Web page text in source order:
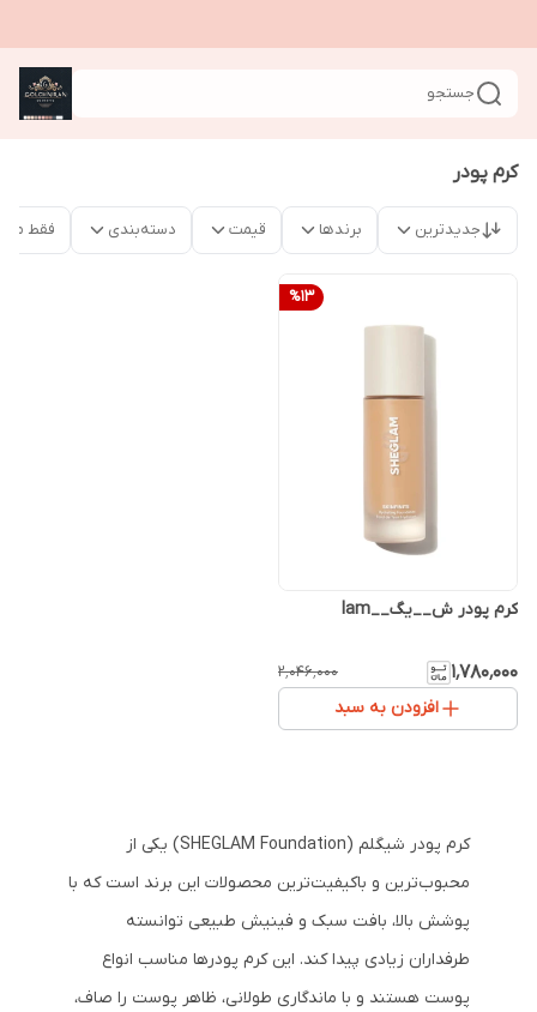
جستجو
کرم پودر
جدیدترین برندها قیمت دسته‌بندی فقط
%13
کرم پودر ش__یگ__lam
۱٬۷۸۰٬۰۰۰ ۲٬۰۴۶٬۰۰۰
افزودن به سبد
کرم پودر شیگلم (SHEGLAM Foundation) یکی از
محبوب‌ترین و باکیفیت‌ترین محصولات این برند است که با
پوشش بالا، بافت سبک و فینیش طبیعی توانسته
طرفداران زیادی پیدا کند. این کرم پودرها مناسب انواع
پوست هستند و با ماندگاری طولانی، ظاهر پوست را صاف،